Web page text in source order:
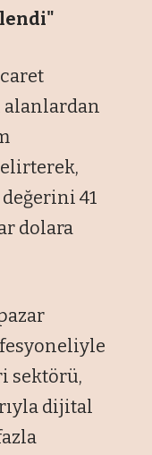
alanlardan
41
dolara
sektörü,
dijital